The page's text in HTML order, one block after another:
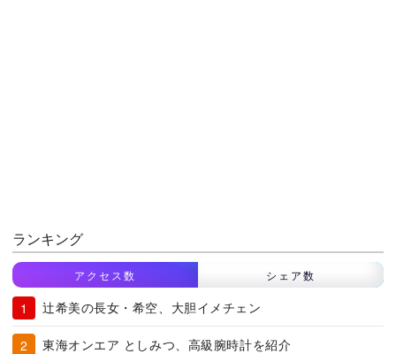
ランキング
アクセス数 シェア数
辻希美の長女・希空、大胆イメチェン
東海オンエア としみつ、高級腕時計を紹介